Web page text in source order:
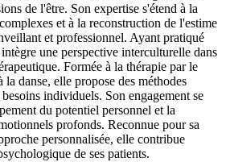
de l'être. Son expertise s'étend à la
et à la reconstruction de l'estime
et professionnel. Ayant pratiqué
une perspective interculturelle dans
Formée à la thérapie par le
danse, elle propose des méthodes
individuels. Son engagement se
du potentiel personnel et la
profonds. Reconnue pour sa
personnalisée, elle contribue
de ses patients.